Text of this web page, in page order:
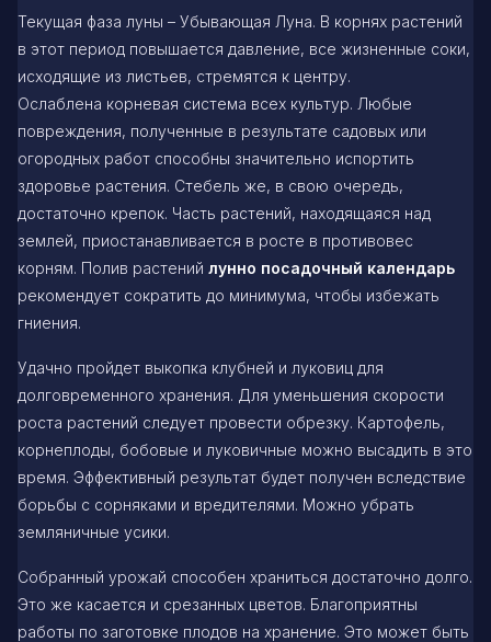
Текущая фаза луны – Убывающая Луна. В корнях растений
в этот период повышается давление, все жизненные соки,
исходящие из листьев, стремятся к центру.
Ослаблена корневая система всех культур. Любые
повреждения, полученные в результате садовых или
огородных работ способны значительно испортить
здоровье растения. Стебель же, в свою очередь,
достаточно крепок. Часть растений, находящаяся над
землей, приостанавливается в росте в противовес
корням. Полив растений лунно посадочный календарь
рекомендует сократить до минимума, чтобы избежать
гниения.
Удачно пройдет выкопка клубней и луковиц для
долговременного хранения. Для уменьшения скорости
роста растений следует провести обрезку. Картофель,
корнеплоды, бобовые и луковичные можно высадить в это
время. Эффективный результат будет получен вследствие
борьбы с сорняками и вредителями. Можно убрать
земляничные усики.
Собранный урожай способен храниться достаточно долго.
Это же касается и срезанных цветов. Благоприятны
работы по заготовке плодов на хранение. Это может быть